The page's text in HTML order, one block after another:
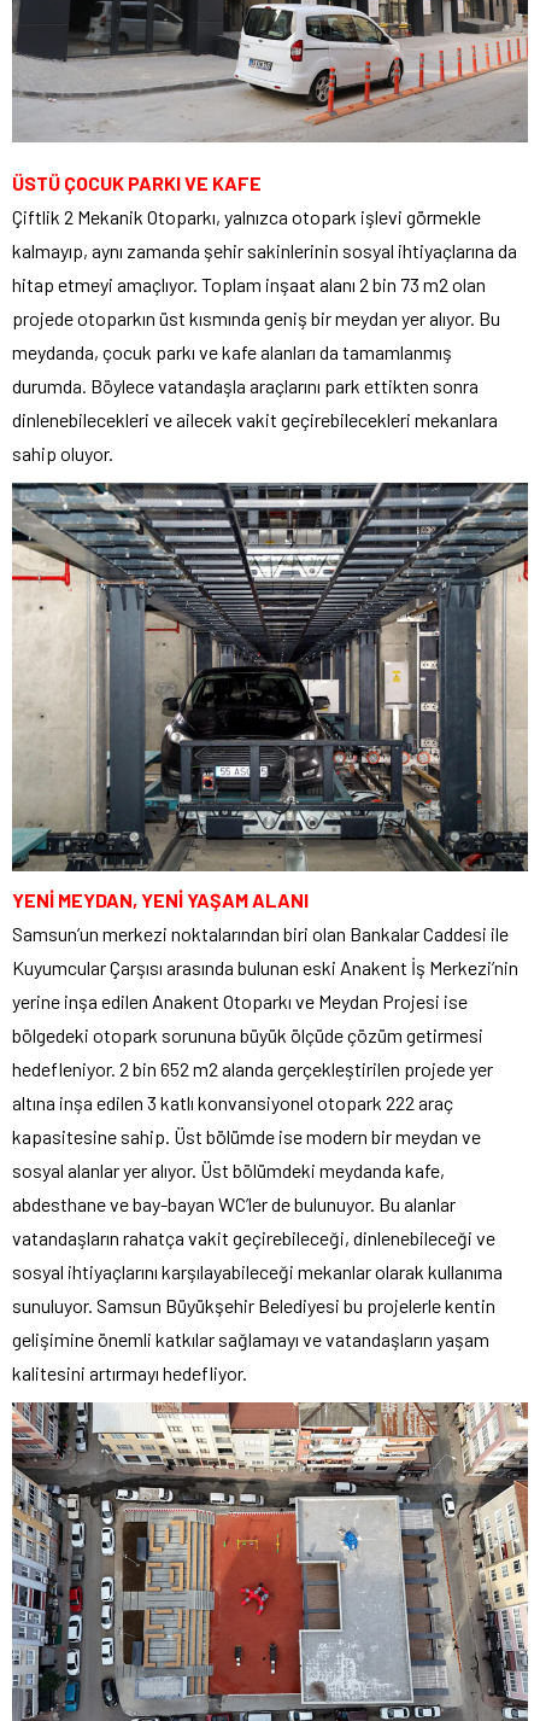
ÜSTÜ ÇOCUK PARKI VE KAFE
Çiftlik 2 Mekanik Otoparkı, yalnızca otopark işlevi görmekle
kalmayıp, aynı zamanda şehir sakinlerinin sosyal ihtiyaçlarına da
hitap etmeyi amaçlıyor. Toplam inşaat alanı 2 bin 73 m2 olan
projede otoparkın üst kısmında geniş bir meydan yer alıyor. Bu
meydanda, çocuk parkı ve kafe alanları da tamamlanmış
durumda. Böylece vatandaşla araçlarını park ettikten sonra
dinlenebilecekleri ve ailecek vakit geçirebilecekleri mekanlara
sahip oluyor.
YENİ MEYDAN, YENİ YAŞAM ALANI
Samsun’un merkezi noktalarından biri olan Bankalar Caddesi ile
Kuyumcular Çarşısı arasında bulunan eski Anakent İş Merkezi’nin
yerine inşa edilen Anakent Otoparkı ve Meydan Projesi ise
bölgedeki otopark sorununa büyük ölçüde çözüm getirmesi
hedefleniyor. 2 bin 652 m2 alanda gerçekleştirilen projede yer
altına inşa edilen 3 katlı konvansiyonel otopark 222 araç
kapasitesine sahip. Üst bölümde ise modern bir meydan ve
sosyal alanlar yer alıyor. Üst bölümdeki meydanda kafe,
abdesthane ve bay-bayan WC’ler de bulunuyor. Bu alanlar
vatandaşların rahatça vakit geçirebileceği, dinlenebileceği ve
sosyal ihtiyaçlarını karşılayabileceği mekanlar olarak kullanıma
sunuluyor. Samsun Büyükşehir Belediyesi bu projelerle kentin
gelişimine önemli katkılar sağlamayı ve vatandaşların yaşam
kalitesini artırmayı hedefliyor.